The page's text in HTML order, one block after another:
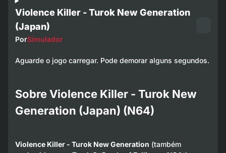
Violence Killer - Turok New Generation
(Japan)
PorSimulador
Aguarde o jogo carregar. Pode demorar alguns segundos.
Sobre Violence Killer - Turok New
Generation (Japan) (N64)
Violence Killer - Turok New Generation (também